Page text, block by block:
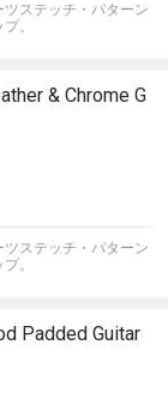
ステッチ・パターン
。
& Chrome G
ステッチ・パターン
。
Padded Guitar